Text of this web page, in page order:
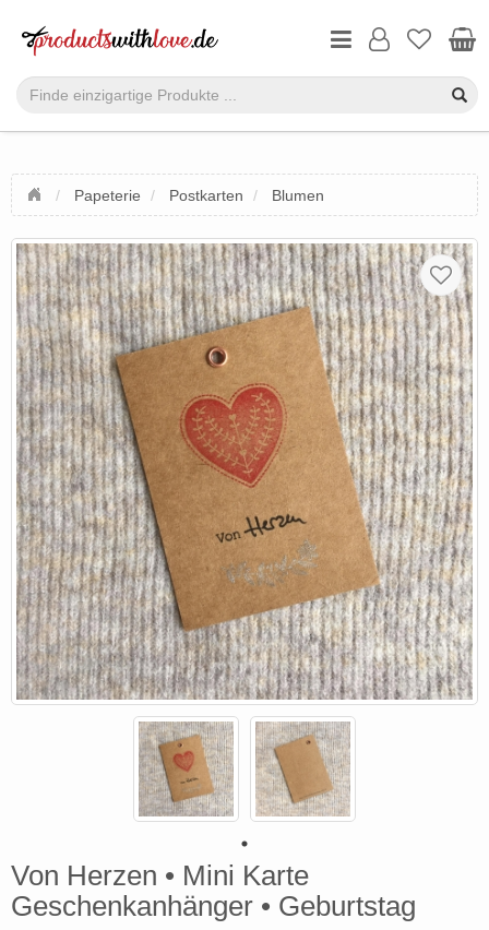
Papeterie Postkarten Blumen
Von Herzen • Mini Karte
Geschenkanhänger • Geburtstag